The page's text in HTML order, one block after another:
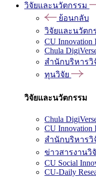
วิจัยและนวัตกรรม
ย้อนกลับ
วิจัยและนวัตก
CU Innovation
Chula
สำนักบริหารวิ
ทุนวิจัย
วิจัยและนวัตกรรม
Chula
CU Innovation
สำนักบริหารวิ
ข่าวสารงานวิ
CU Social
CU-Daily